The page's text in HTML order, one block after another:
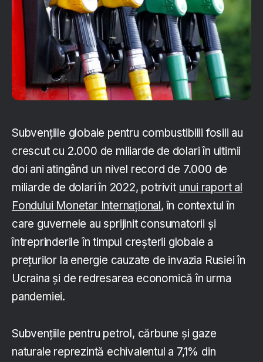
Subvențiile globale pentru combustibilii fosili au
crescut cu 2.000 de miliarde de dolari în ultimii
doi ani atingând un nivel record de 7.000 de
miliarde de dolari în 2022, potrivit unui raport al
Fondului Monetar Internațional, în contextul în
care guvernele au sprijinit consumatorii și
întreprinderile în timpul creșterii globale a
prețurilor la energie cauzate de invazia Rusiei în
Ucraina și de redresarea economică în urma
pandemiei.
Subvențiile pentru petrol, cărbune și gaze
naturale reprezintă echivalentul a 7,1% din